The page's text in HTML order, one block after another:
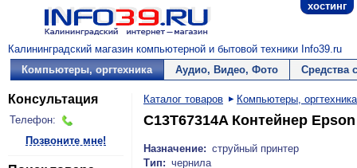
хостинг
Калининградский магазин компьютерной и бытовой техники Info39.ru
Компьютеры, оргтехника
Аудио, Видео, Фото Средства
Консультация
Телефон:
Позвоните мне!
Каталог товаров Компьютеры, оргтехника
C13T67314A Контейнер
Назначение: струйный принтер
Тип: чернила